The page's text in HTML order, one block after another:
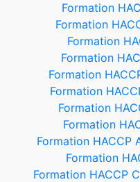
Formation
Formation
Formation
Formation
Formation
Formation
Formation
Formation
Formation HACCP
Formation
Formation HACCP